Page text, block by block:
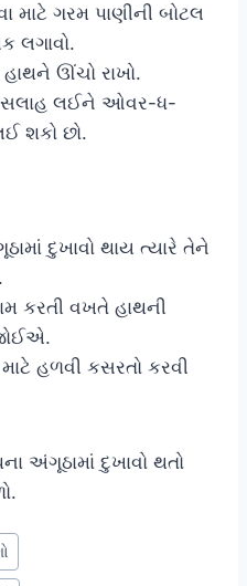
માટે ગરમ પાણીની બોટલ
લગાવો.
હાથને ઊંચો રાખો.
સલાહ લઈને ઓવર-ધ-
શકો છો.
દુખાવો થાય ત્યારે તેને
કરતી વખતે હાથની
હળવી કસરતો કરવી
અંગૂઠામાં દુખાવો થતો